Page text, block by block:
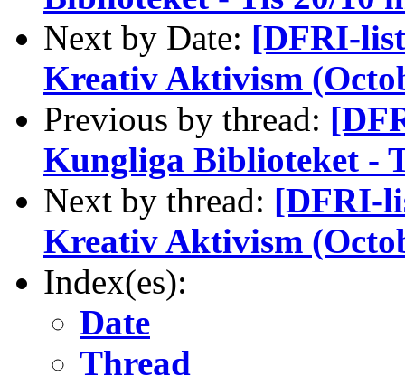
Next by Date: [DFRI-
Kreativ Aktivism
Previous by thread:
Kungliga Biblioteket -
Next by thread: [DFRI-
Kreativ Aktivism
Index(es):
Date
Thread